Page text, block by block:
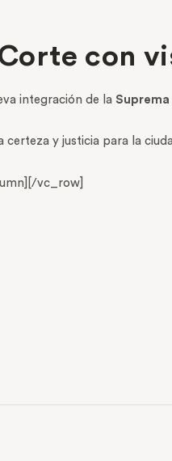
con
integración de la
certeza y justicia para la
vc_row]